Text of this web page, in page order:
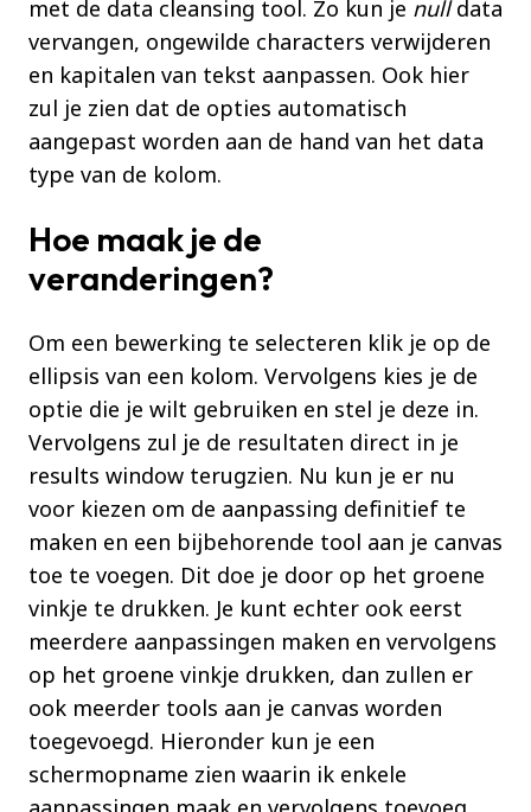
met de data cleansing tool. Zo kun je nulldata
vervangen, ongewilde characters verwijderen
en kapitalen van tekst aanpassen. Ook hier
zul je zien dat de opties automatisch
aangepast worden aan de hand van het data
type van de kolom.
Hoe maak je de
veranderingen?
Om een bewerking te selecteren klik je op de
ellipsis van een kolom. Vervolgens kies je de
optie die je wilt gebruiken en stel je deze in.
Vervolgens zul je de resultaten direct in je
results window terugzien. Nu kun je er nu
voor kiezen om de aanpassing definitief te
maken en een bijbehorende tool aan je canvas
toe te voegen. Dit doe je door op het groene
vinkje te drukken. Je kunt echter ook eerst
meerdere aanpassingen maken en vervolgens
op het groene vinkje drukken, dan zullen er
ook meerder tools aan je canvas worden
toegevoegd. Hieronder kun je een
schermopname zien waarin ik enkele